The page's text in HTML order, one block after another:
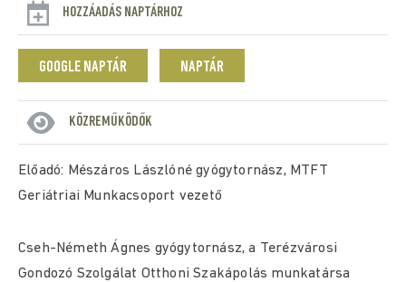
HOZZÁADÁS NAPTÁRHOZ
GOOGLE NAPTÁR NAPTÁR
KÖZREMŰKÖDŐK
Előadó: Mészáros Lászlóné gyógytornász, MTFT
Geriátriai Munkacsoport vezető
Cseh-Németh Ágnes gyógytornász, a Terézvárosi
Gondozó Szolgálat Otthoni Szakápolás munkatársa